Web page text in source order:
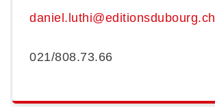
daniel.luthi@editionsdubourg.ch
021/808.73.66